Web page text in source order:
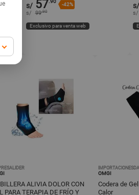
s/ 57.90
-42%
s/ 99.90
Exclusivo para venta web
s/
s/
ALIVIA DOLOR CON
PARA TERAPIA DE FRÍO Y
OMGI
Codera de
Calor